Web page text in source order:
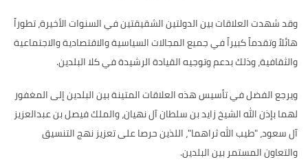
وقد شهدت العلاقات بين الدولتين الشقيقتين في السنوات الأخيرة، تطوراً
هائلاً وتقدماً كبيراً في جميع المجالات السياسية والاقتصادية والاجتماعية
والثقافية، وذلك بدعم وتوجيه القيادة الرشيدة في كلا البلدين.
ويرجع الفضل في تأسيس هذه العلاقات المتينة بين البلدين إلى المغفور
لهما بإذن الله الشيخ زايد بن سلطان آل نهيان، والملك فيصل بن عبدالعزيز
آل سعود، "طيب الله ثراهما"، اللذين حرصا على تعزيز نهج التنسيق
والتعاون المستمر بين البلدين.